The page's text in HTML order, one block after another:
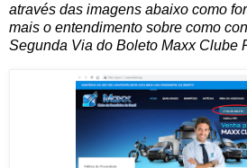
através das imagens abaixo como
mais o entendimento sobre como
Segunda Via do Boleto Maxx Clube